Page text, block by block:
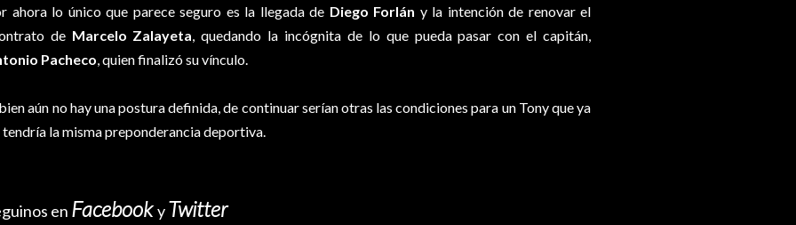
ahora lo único que parece seguro es la llegada de Diego Forlán y la intención de renovar el
de Marcelo Zalayeta, quedando la incógnita de lo que pueda pasar con el capitán,
Pacheco, quien finalizó su vínculo.
aún no hay una postura definida, de continuar serían otras las condiciones para un Tony que ya
tendría la misma preponderancia deportiva.
en FacebookyTwitter